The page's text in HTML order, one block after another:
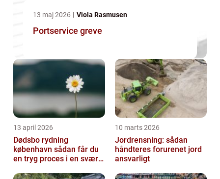
13 maj 2026 Viola Rasmusen
Portservice greve
13 april 2026
Dødsbo rydning
københavn sådan får du
en tryg proces i en svær
10 marts 2026
Jordrensning: sådan
håndteres forurenet jord
ansvarligt